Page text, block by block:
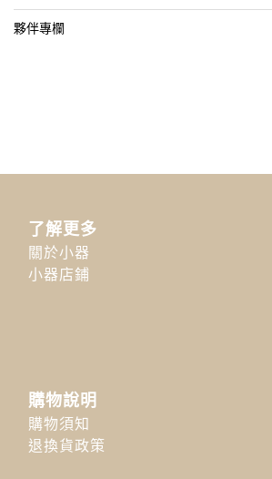
夥伴專欄
了解更多
關於小器
小器店鋪
購物說明
購物須知
退換貨政策